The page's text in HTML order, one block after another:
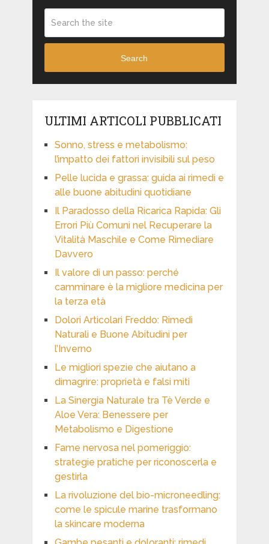
Search
ULTIMI ARTICOLI PUBBLICATI
Sonno, stress e metabolismo:
l’impatto dei fattori invisibili sul peso
Pelle lucida e grassa: guida ai rimedi e
alle buone abitudini quotidiane
Il Paradosso della Ricarica Rapida: Gli
Errori Più Comuni nel Recuperare la
Vitalità Maschile e Come Rimediare
Davvero
Il valore di un passo: perché
camminare è la migliore medicina per
la terza età
Dolori Articolari Freddo: Rimedi
Naturali e Buone Abitudini per
l’Inverno
Le migliori spezie che aiutano a
dimagrire: proprietà e falsi miti
La Sinergia Naturale tra Tè Verde e
Aloe Vera: Benessere per
Metabolismo e Digestione
Fame nervosa nel pomeriggio:
strategie pratiche per riconoscerla e
gestirla
La rivoluzione del bio-microneedling:
come le spicule marine trasformano
la skincare moderna